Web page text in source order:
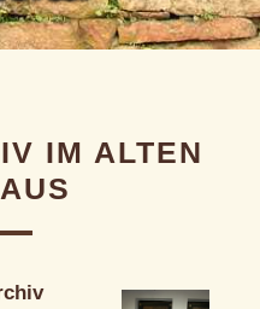
IM ALTEN